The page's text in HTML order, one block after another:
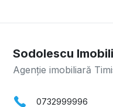
Sodolescu
Agenție imobiliară
0732999996